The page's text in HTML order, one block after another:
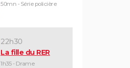
50mn - Série policière
22h30
La fille du RER
1h35 - Drame